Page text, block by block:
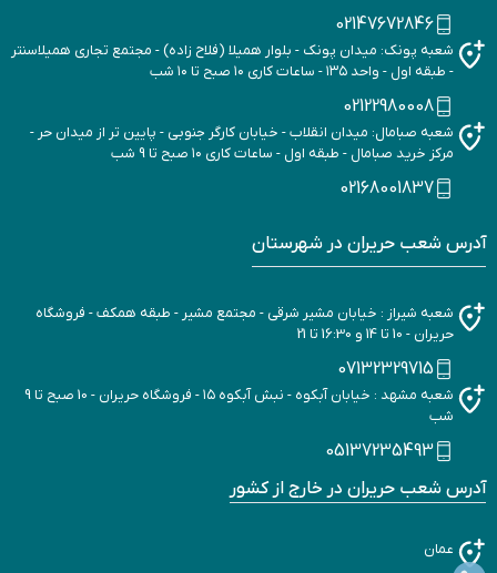
02147672846
شعبه پونک: میدان پونک - بلوار همیلا (فلاح زاده) - مجتمع تجاری همیلاسنتر
- طبقه اول - واحد ۱۳۵ - ساعات کاری ۱۰ صبح تا ۱۰ شب
02122980008
شعبه صبامال: میدان انقلاب - خیابان کارگر جنوبی - پایین تر از میدان حر -
مرکز خرید صبامال - طبقه اول - ساعات کاری ۱۰ صبح تا 9 شب
02168001837
آدرس شعب حریران در شهرستان
شعبه شیراز : خیابان مشیر شرقی - مجتمع مشیر - طبقه همکف - فروشگاه
حریران - 10 تا 14 و 16:30 تا 21
07132329715
شعبه مشهد : خیابان آبکوه - نبش آبکوه ۱۵ - فروشگاه حریران - 10 صبح تا 9
شب
05137235493
آدرس شعب حریران در خارج از کشور
عمان